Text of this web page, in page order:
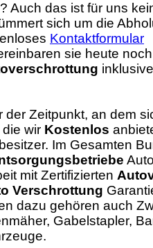
? Auch das ist für uns
sich um die
Kontaktformular
sie heute
inklusive
Zeitpunkt, an dem
die wir Kostenlos
Im Gesamten
mit Zertifizierten
Verschrottung
dazu gehören auch
Gabelstapler,